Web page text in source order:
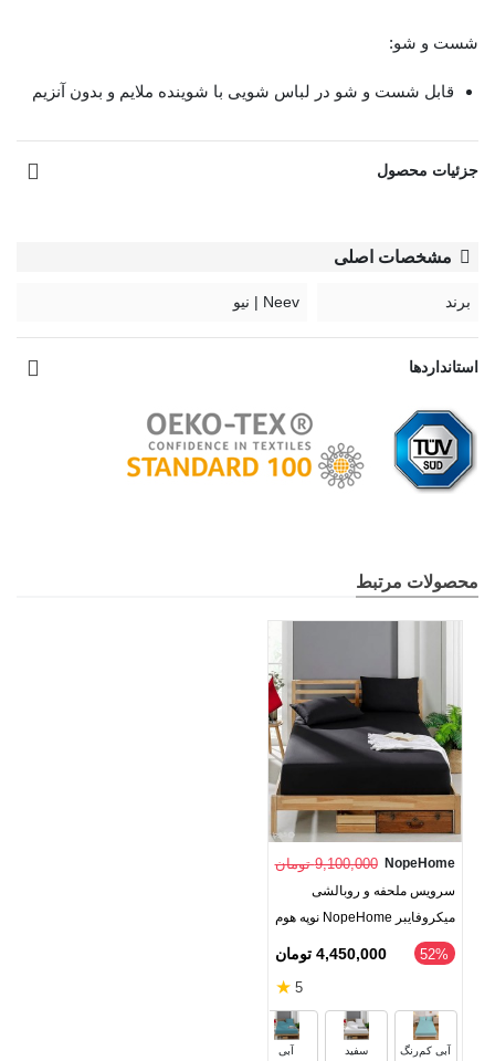
شست و شو:
قابل شست و شو در لباس شویی با شوینده ملایم و بدون آنزیم
جزئیات محصول
مشخصات اصلی
برند Neev | نیو
استانداردها
محصولات مرتبط
NopeHome 9,100,000 تومان
سرویس ملحفه و روبالشی
میکروفایبر NopeHome نوپه هوم
52% 4,450,000 تومان
5
★
آبی کم‌رنگ سفید آبی